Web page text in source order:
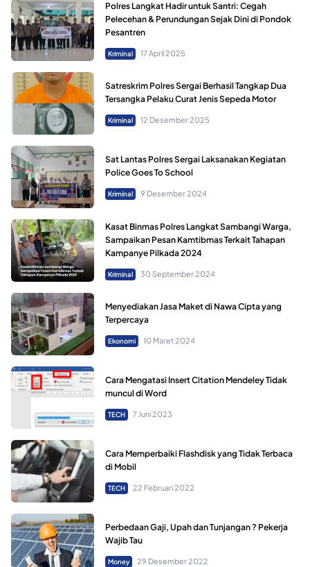
Polres Langkat Hadir untuk Santri: Cegah
Pelecehan & Perundungan Sejak Dini di Pondok
Pesantren
Kriminal 17 April 2025
Satreskrim Polres Sergai Berhasil Tangkap Dua
Tersangka Pelaku Curat Jenis Sepeda Motor
Kriminal 12 Desember 2025
Sat Lantas Polres Sergai Laksanakan Kegiatan
Police Goes To School
Kriminal 9 Desember 2024
Kasat Binmas Polres Langkat Sambangi Warga,
Sampaikan Pesan Kamtibmas Terkait Tahapan
Kampanye Pilkada 2024
Kriminal 30 September 2024
Menyediakan Jasa Maket di Nawa Cipta yang
Terpercaya
Ekonomi 10 Maret 2024
Cara Mengatasi Insert Citation Mendeley Tidak
muncul di Word
TECH 7 Juni 2023
Cara Memperbaiki Flashdisk yang Tidak Terbaca
di Mobil
TECH 22 Februari 2022
Perbedaan Gaji, Upah dan Tunjangan ? Pekerja
Wajib Tau
Money 29 Desember 2022